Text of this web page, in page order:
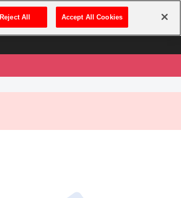
ログイン・新規登録
Reject All Accept All Cookies